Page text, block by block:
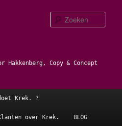
Hakkenberg, Copy & Concept
Krek. ?
over Krek. BLOG